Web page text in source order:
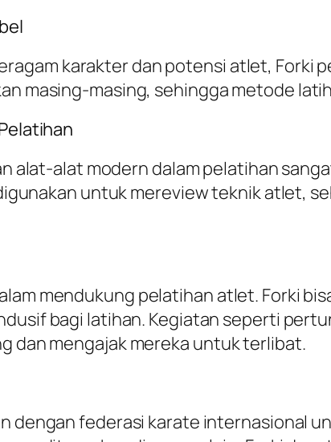
karakter dan potensi atlet, Forki
masing-masing, sehingga metode
alat-alat modern dalam pelatihan
untuk mereview teknik atlet,
mendukung pelatihan atlet. Forki
bagi latihan. Kegiatan seperti
dan mengajak mereka untuk terlibat.
dengan federasi karate internasional